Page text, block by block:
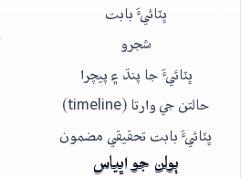
ڀٽائيءَ بابت
شجرو
ڀٽائيءَ جا پنڌ ۽ پيچرا
حالتن جي وارتا (timeline)
ڀٽائيءَ بابت تحقيقي مضمون
ٻولن جو اڀياس